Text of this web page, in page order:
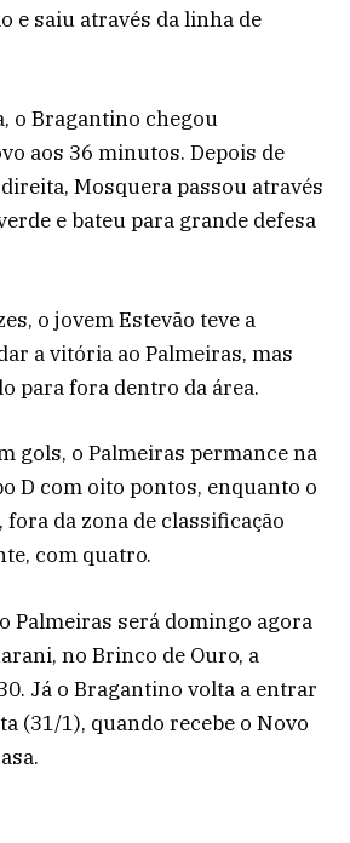
e saiu através da linha de
o Bragantino chegou
aos 36 minutos. Depois de
Mosquera passou através
e bateu para grande defesa
o jovem Estevão teve a
a vitória ao Palmeiras, mas
para fora dentro da área.
gols, o Palmeiras permance na
D com oito pontos, enquanto o
fora da zona de classificação
com quatro.
Palmeiras será domingo agora
no Brinco de Ouro, a
Já o Bragantino volta a entrar
(31/1), quando recebe o Novo